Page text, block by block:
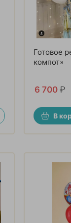
Готовое
компот»
6 700 ₽
В